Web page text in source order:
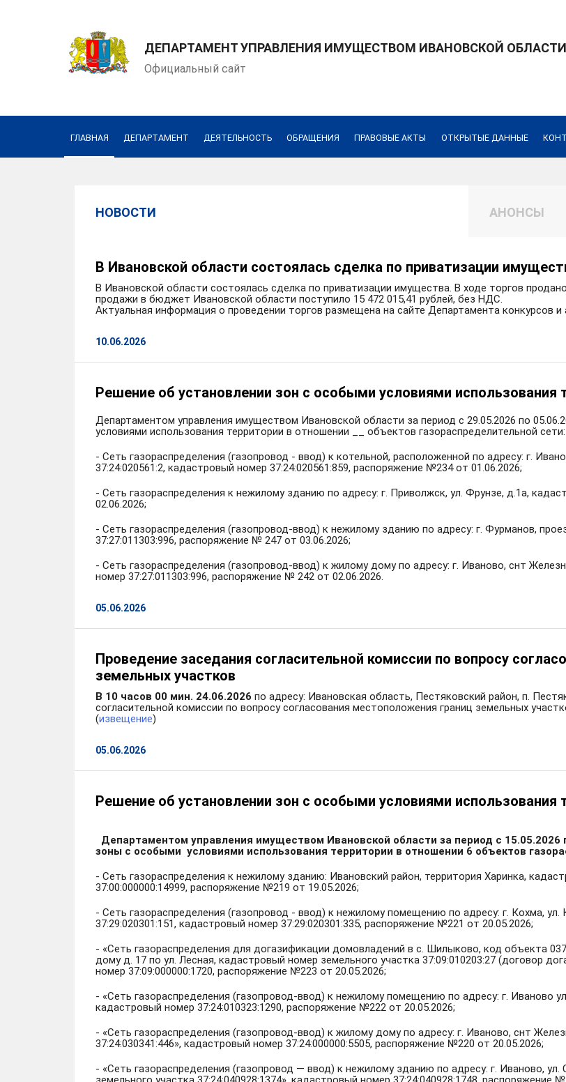
ДЕПАРТАМЕНТ УПРАВЛЕНИЯ ИМУЩЕСТВОМ ИВАНОВСКОЙ ОБЛАСТИ
Официальный сайт
ГЛАВНАЯ ДЕПАРТАМЕНТ ДЕЯТЕЛЬНОСТЬ ОБРАЩЕНИЯ ПРАВОВЫЕ АКТЫ ОТКРЫТЫЕ ДАННЫЕ
НОВОСТИ АНОНСЫ
В Ивановской области состоялась сделка по приватизации
В Ивановской области состоялась сделка по приватизации имущества. В ходе торгов
продажи в бюджет Ивановской области поступило 15 472 015,41 рублей, без НДС.
Актуальная информация о проведении торгов размещена на сайте Департамента конкурсов
10.06.2026
Решение об установлении зон с особыми условиями использования
Департаментом управления имуществом Ивановской области за период с 29.05.2026 по
условиями использования территории в отношении __ объектов газораспределительной сети:
- Сеть газораспределения (газопровод - ввод) к котельной, расположенной по адресу: г.
37:24:020561:2, кадастровый номер 37:24:020561:859, распоряжение №234 от 01.06.2026;
- Сеть газораспределения к нежилому зданию по адресу: г. Приволжск, ул. Фрунзе, д.1а,
02.06.2026;
- Сеть газораспределения (газопровод-ввод) к нежилому зданию по адресу: г. Фурманов,
37:27:011303:996, распоряжение № 247 от 03.06.2026;
- Сеть газораспределения (газопровод-ввод) к жилому дому по адресу: г. Иваново, снт
номер 37:27:011303:996, распоряжение № 242 от 02.06.2026.
05.06.2026
Проведение заседания согласительной комиссии по вопросу
земельных участков
В 10 часов 00 мин. 24.06.2026 по адресу: Ивановская область, Пестяковский район, п.
согласительной комиссии по вопросу согласования местоположения границ земельных
(извещение)
05.06.2026
Решение об установлении зон с особыми условиями использования
Департаментом управления имуществом Ивановской области за период с 15.05.2026
зоны с особыми условиями использования территории в отношении 6 объектов
- Сеть газораспределения к нежилому зданию: Ивановский район, территория Харинка,
37:00:000000:14999, распоряжение №219 от 19.05.2026;
- Сеть газораспределения (газопровод - ввод) к нежилому помещению по адресу: г. Кохма,
37:29:020301:151, кадастровый номер 37:29:020301:335, распоряжение №221 от 20.05.2026;
- «Сеть газораспределения для догазификации домовладений в с. Шилыково, код объекта
дому д. 17 по ул. Лесная, кадастровый номер земельного участка 37:09:010203:27 (договор
номер 37:09:000000:1720, распоряжение №223 от 20.05.2026;
- «Сеть газораспределения (газопровод-ввод) к нежилому помещению по адресу: г. Иваново
кадастровый номер 37:24:010323:1290, распоряжение №222 от 20.05.2026;
- «Сеть газораспределения (газопровод-ввод) к жилому дому по адресу: г. Иваново, снт
37:24:030341:446», кадастровый номер 37:24:000000:5505, распоряжение №220 от 20.05.2026;
- «Сеть газораспределения (газопровод — ввод) к нежилому зданию по адресу: г. Иваново,